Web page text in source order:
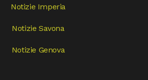
Notizie Imperia
Notizie Savona
Notizie Genova